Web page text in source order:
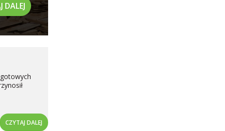
DALEJ
CZYTAJ DALEJ